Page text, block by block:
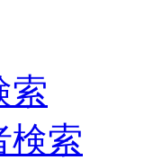
索
検索